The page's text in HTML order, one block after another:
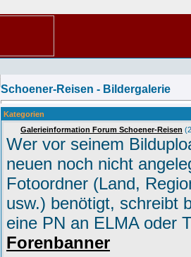
Schoener-Reisen - Bildergalerie
Kategorien
Galerieinformation Forum Schoener-Reisen
Wer vor seinem
neuen noch nicht
Fotoordner (Land,
usw.) benötigt, schreibt
eine PN an ELMA oder
Forenbanner